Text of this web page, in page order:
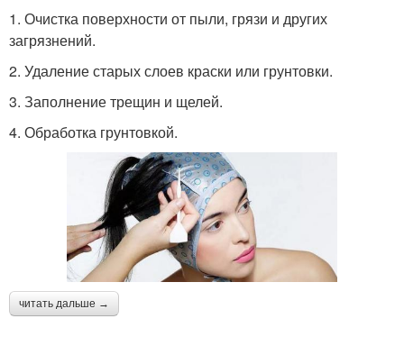
1. Очистка поверхности от пыли, грязи и других
загрязнений.
2. Удаление старых слоев краски или грунтовки.
3. Заполнение трещин и щелей.
4. Обработка грунтовкой.
читать дальше →